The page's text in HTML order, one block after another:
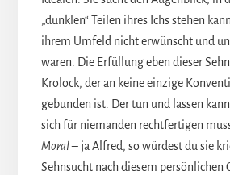
„dunklen“ Teilen ihres Ichs stehen
ihrem Umfeld nicht erwünscht und
waren. Die Erfüllung eben dieser
Krolock, der an keine einzige
gebunden ist. Der tun und lassen
sich für niemanden rechtfertigen
Moral– ja Alfred, so würdest du sie
Sehnsucht nach diesem persönlichen